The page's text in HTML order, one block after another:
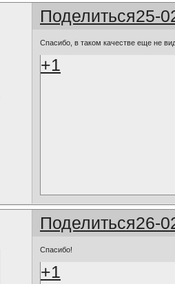
Поделиться25-
Спасибо, в таком качестве еще не
+1
Поделиться26-
Спасибо!
+1